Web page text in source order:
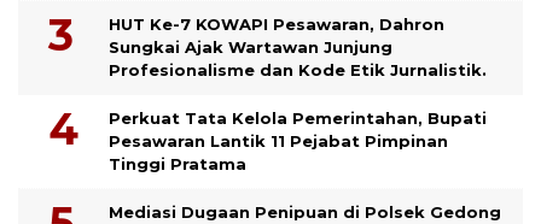
HUT Ke-7 KOWAPI Pesawaran, Dahron
Sungkai Ajak Wartawan Junjung
Profesionalisme dan Kode Etik Jurnalistik.
Perkuat Tata Kelola Pemerintahan, Bupati
Pesawaran Lantik 11 Pejabat Pimpinan
Tinggi Pratama
Mediasi Dugaan Penipuan di Polsek Gedong